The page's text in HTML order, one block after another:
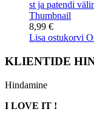
8,99 €
Lisa ostukorvi
KLIENTIDE
Hindamine
I LOVE IT !